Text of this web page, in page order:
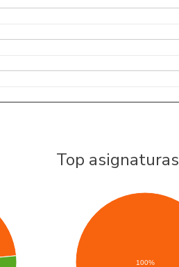
Top asignaturas
100%